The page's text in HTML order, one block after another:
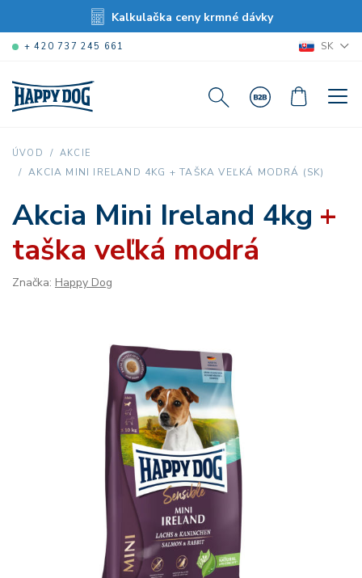
Kalkulačka ceny krmné dávky
+ 420 737 245 661 SK
ÚVOD AKCIE
AKCIA MINI IRELAND 4KG + TAŠKA VEĽKÁ MODRÁ (SK)
Akcia Mini Ireland 4kg +
taška veľká modrá
Značka: Happy Dog